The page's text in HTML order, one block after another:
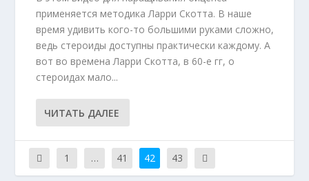
применяется методика Ларри Скотта. В наше
время удивить кого-то большими руками сложно,
ведь стероиды доступны практически каждому. А
вот во времена Ларри Скотта, в 60-е гг, о
стероидах мало...
ЧИТАТЬ ДАЛЕЕ
1 … 41 42 43